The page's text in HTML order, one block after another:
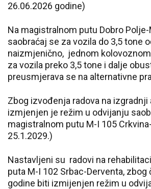
26.06.2026 godine)
Na magistralnom putu Dobro
saobraćaj se za vozila do 3,5 tone
naizmjenično, jednom
za vozila preko 3,5 tone i dalje
preusmjerava se na alternativne
Zbog izvođenja radova na izgradnji
izmjenjen je režim u odvijanju
magistralnom putu M-I 105
25.1.2029.)
Nastavljeni su radovi na
puta M-I 102 Srbac-Derventa, zbog
godine biti izmijenjen režim u